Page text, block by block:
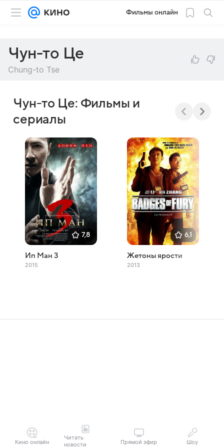
Фильмы онлайн
Чун-то Це
Chung-to Tse
Чун-то Це: Фильмы и
сериалы
7,8
Ип Ман 3
2015
6,1
Жетоны ярости
2013
Кино онлайн
Читать
новости
Прямой эфир Шоу